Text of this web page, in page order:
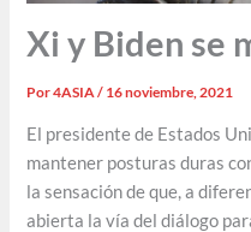
Xi y Biden se
Por4ASIA/ 16 noviembre, 2021
El presidente de Estados
mantener posturas duras
la sensación de que, a
abierta la vía del diálogo